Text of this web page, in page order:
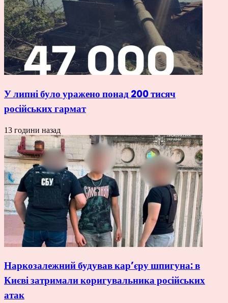
У липні було уражено понад 200 тисяч
російських гармат
13 години назад
Наркозалежний будував кар’єру шпигуна: в
Києві затримали коригувальника російських
атак